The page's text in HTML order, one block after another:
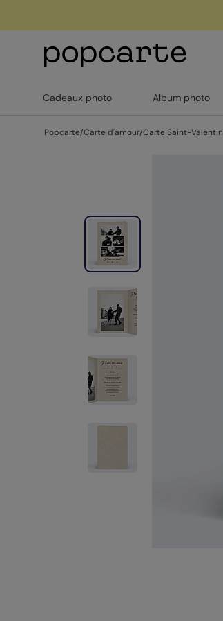
Cadeaux photo Album photo
Popcarte/Carte d'amour/Carte Saint-Valentin